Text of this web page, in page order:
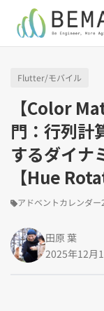
見る
「アジャイル
スクラムマ
「DevOps/
AWS（20）
インフラス
Ansible（2
「AI」のタグ
生成AI（13
「バックエ
Oracle
Ruby（2）
「Flutter/モ
Flutter（
アプリ開発
を見る
「Jamstack/
Jamstack
JavaScript
Puppeteer
「others」
エンジニア
アドベン
若手エンジ
トラブルシ
Flutter/モバイル
【Color
門：行列計
するダイナ
【Hue
アドベントカレンダー
田原 葉
2025年12月